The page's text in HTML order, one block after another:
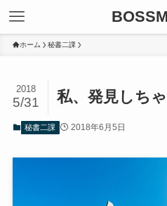
ホーム 秘書二課
私、発見しち
2018
5/31
秘書二課 2018年6月5日